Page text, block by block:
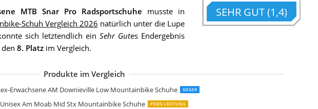
SEHR GUT(1,4)
MTB Snar Pro Radsportschuhe musste in
Schuh Vergleich 2026 natürlich unter die Lupe
sich letztendlich einSehr Gutes Endergebnis
8. Platzim Vergleich.
Produkte im Vergleich
Erwachsene AM Downieville Low Mountainbike Schuhe SIEGER
Unisex Am Moab Mid Stx Mountainbike Schuhe PREIS-LEISTUNG
VAUDE Unisex Tvl Sykkel Radschuhe
Vaude Unisex-Erwachsene AM Downieville Mid Mountainbike Schuhe
Vaude Yara TR 20318 Unisex Radschuhe
Vaude Unisex-Erwachsene MTB Snar Advanced Radsportschuhe
VAUDE Unisex mtb kuro tech Mountainbike Schuh
VAUDE Unisex Tsali Mid STX Mountainbike Schuhe
VAUDE Women's AM Moab syn
Vaude Unisex MTB Kuro Mountainbiking-Schuh
VAUDE Damen Women's AM Moab Syn